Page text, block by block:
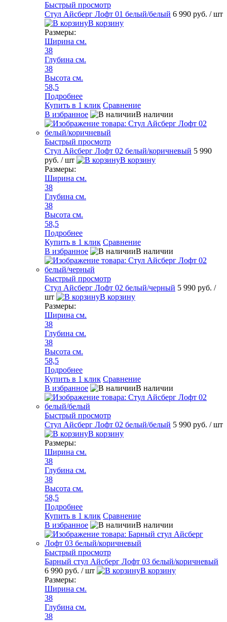
Быстрый просмотр
Стул Айсберг Лофт 01 белый/белый 6 990 руб. / шт
В корзину
Размеры:
Ширина см.
38
Глубина см.
38
Высота см.
58,5
Подробнее
Купить в 1 клик Сравнение
В избранное
В наличии
Быстрый просмотр
Стул Айсберг Лофт 02 белый/коричневый 5 990
руб. / шт
В корзину
Размеры:
Ширина см.
38
Глубина см.
38
Высота см.
58,5
Подробнее
Купить в 1 клик Сравнение
В избранное
В наличии
Быстрый просмотр
Стул Айсберг Лофт 02 белый/черный 5 990 руб. /
шт
В корзину
Размеры:
Ширина см.
38
Глубина см.
38
Высота см.
58,5
Подробнее
Купить в 1 клик Сравнение
В избранное
В наличии
Быстрый просмотр
Стул Айсберг Лофт 02 белый/белый 5 990 руб. / шт
В корзину
Размеры:
Ширина см.
38
Глубина см.
38
Высота см.
58,5
Подробнее
Купить в 1 клик Сравнение
В избранное
В наличии
Быстрый просмотр
Барный стул Айсберг Лофт 03 белый/коричневый
6 990 руб. / шт
В корзину
Размеры:
Ширина см.
38
Глубина см.
38